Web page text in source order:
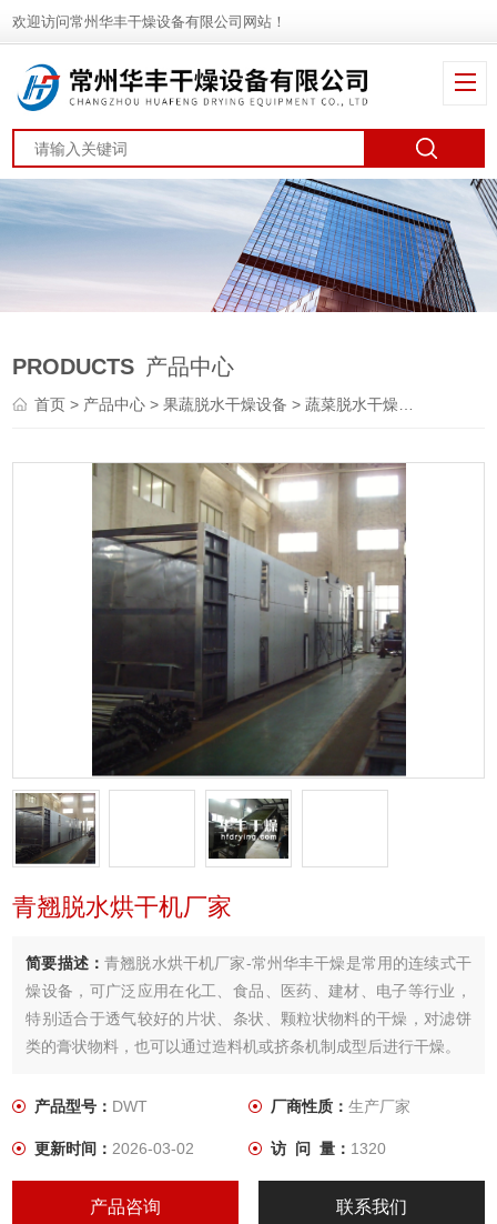
欢迎访问常州华丰干燥设备有限公司网站！
PRODUCTS 产品中心
首页> 产品中心 >果蔬脱水干燥设备 >蔬菜脱水干燥机
青翘脱水烘干机厂家
简要描述：青翘脱水烘干机厂家-常州华丰干燥是常用的连续式干
燥设备，可广泛应用在化工、食品、医药、建材、电子等行业，
特别适合于透气较好的片状、条状、颗粒状物料的干燥，对滤饼
类的膏状物料，也可以通过造料机或挤条机制成型后进行干燥。
产品型号： DWT 厂商性质： 生产厂家
更新时间：2026-03-02 访 问 量： 1320
产品咨询 联系我们